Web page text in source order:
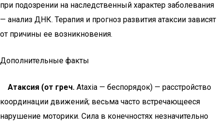
при подозрении на наследственный характер заболевания
— анализ ДНК. Терапия и прогноз развития атаксии зависят
от причины ее возникновения.
Дополнительные факты
Атаксия (от греч. Ataxia — беспорядок) — расстройство
координации движений; весьма часто встречающееся
нарушение моторики. Сила в конечностях незначительно